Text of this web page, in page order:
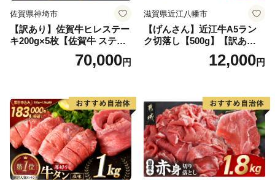
佐賀県神埼市
【訳あり】佐賀牛ヒレステー
キ200g×5枚【佐賀牛 ステー
キ ブランド肉 ヒレ肉 フィレ
肉 ジューシー ヘルシー】(H0
70,000円
滋賀県近江八幡市
【げんさん】近江牛A5ラン
ク切落し【500g】【訳あり】
12,000円